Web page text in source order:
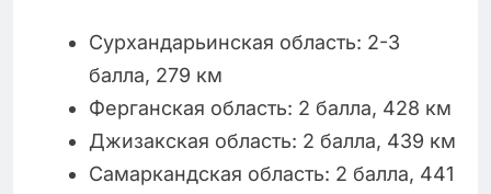
Сурхандарьинская область: 2-3
балла, 279 км
Ферганская область: 2 балла, 428 км
Джизакская область: 2 балла, 439 км
Самаркандская область: 2 балла, 441